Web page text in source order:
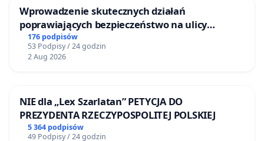
Wprowadzenie skutecznych działań
poprawiających bezpieczeństwo na ulicy
Żeromskiego w Otwocku
176 podpisów
53 Podpisy / 24 godzin
2 Aug 2026
NIE dla „Lex Szarlatan” PETYCJA DO
PREZYDENTA RZECZYPOSPOLITEJ POLSKIEJ
5 364 podpisów
49 Podpisy / 24 godzin